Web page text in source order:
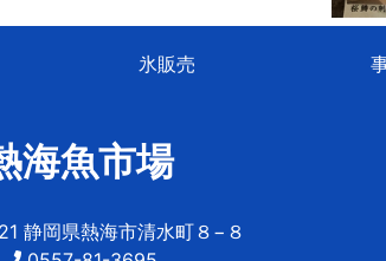
氷販売
海魚市場
静岡県熱海市清水町８−８